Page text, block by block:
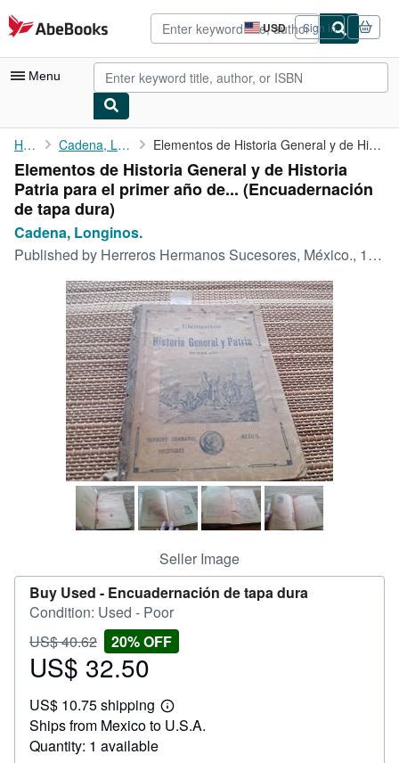
Skip to main content
AbeBooks.com USD
Site
shopping
preferences
Sign in
Menu
My Account
My Purchases
Advanced Search
Browse Collections
Art & Collectibles
Textbooks
Start Selling
CLOSE
Home Cadena, Longinos. Elementos de Historia General y de Historia Patria para el ...
Elementos de Historia General y de Historia
Patria para el primer año de... (Encuadernación
de tapa dura)
Cadena, Longinos.
Published by Herreros Hermanos Sucesores, México., 1923
Seller Image
Buy Used - Encuadernación de tapa dura
Condition: Used - Poor
Price
US$
40.62
US$ 40.62 Discount
20%
off
20% OFF
Sale
US$
32.50
US$ 32.50
US$ 10.75 shipping
Learn
more
Ships from Mexico to U.S.A.
Quantity: 1 available